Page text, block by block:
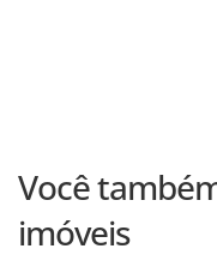
Você
imóveis